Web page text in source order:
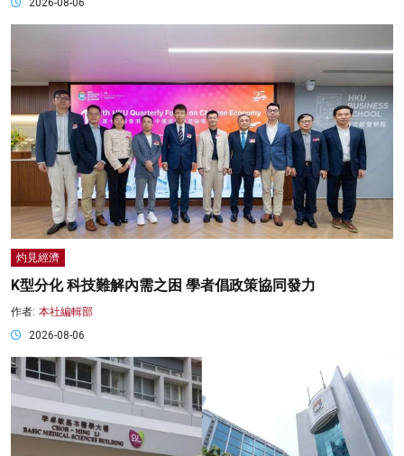
2026-08-06
灼見經濟
K型分化 科技難解內需之困 學者倡政策協同發力
作者: 本社編輯部
2026-08-06